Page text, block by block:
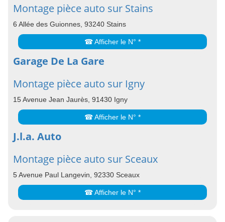
Montage pièce auto sur Stains
6 Allée des Guionnes, 93240 Stains
☎ Afficher le N° *
Garage De La Gare
Montage pièce auto sur Igny
15 Avenue Jean Jaurès, 91430 Igny
☎ Afficher le N° *
J.l.a. Auto
Montage pièce auto sur Sceaux
5 Avenue Paul Langevin, 92330 Sceaux
☎ Afficher le N° *